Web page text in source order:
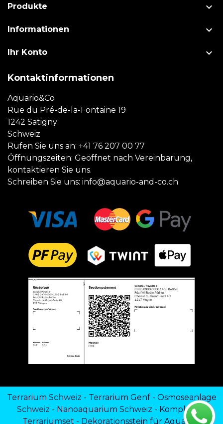
Produkte 
Informationen 
Ihr Konto 
Kontaktinformationen
Aquario&Co
Rue du Pré-de-la-Fontaine 19
1242 Satigny
Schweiz
Rufen Sie uns an: +41 76 207 00 77
Öffnungszeiten: Geöffnet nach Vereinbarung,
kontaktieren Sie uns.
Schreiben Sie uns: info@aquario-and-co.ch
Terrarium Schweiz - Terrarium Genf- Osmoseanlage
Schweiz - Nanoaquarium Schweiz - Komplettes
Terrariumset - Dekorationsstein für Aquarien